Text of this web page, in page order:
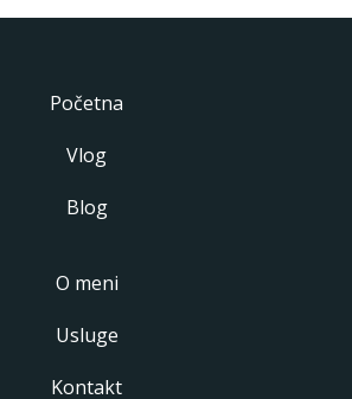
Početna
Vlog
Blog
O meni
Usluge
Kontakt